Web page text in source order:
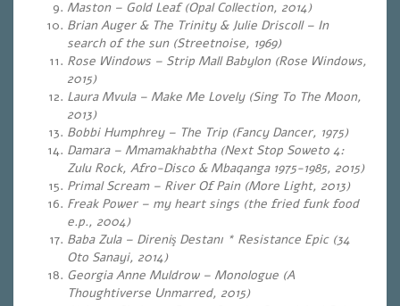
Maston – Gold Leaf (Opal Collection, 2014)
Brian Auger & The Trinity & Julie Driscoll – In
search of the sun (Streetnoise, 1969)
Rose Windows – Strip Mall Babylon (Rose Windows,
2015)
Laura Mvula – Make Me Lovely (Sing To The Moon,
2013)
Bobbi Humphrey – The Trip (Fancy Dancer, 1975)
Damara – Mmamakhabtha (Next Stop Soweto 4:
Zulu Rock, Afro-Disco & Mbaqanga 1975-1985, 2015)
Primal Scream – River Of Pain (More Light, 2013)
Freak Power – my heart sings (the fried funk food
e.p., 2004)
Baba Zula – Direniş Destanı * Resistance Epic (34
Oto Sanayi, 2014)
Georgia Anne Muldrow – Monologue (A
Thoughtiverse Unmarred, 2015)